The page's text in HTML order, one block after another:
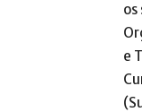
os
e